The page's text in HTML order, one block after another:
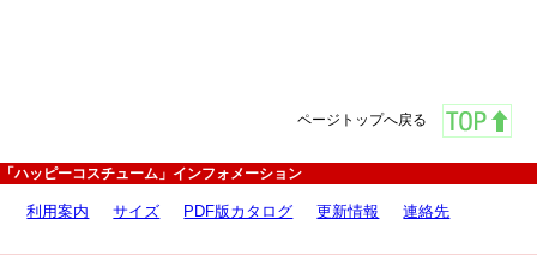
ページトップへ戻る
「ハッピーコスチューム」インフォメーション
利用案内 サイズ PDF版カタログ 更新情報 連絡先